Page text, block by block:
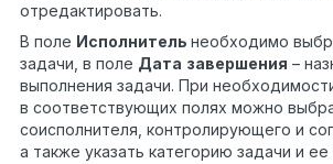
отредактировать.
В поле Исполнитель необходимо
задачи, в поле Дата завершения –
выполнения задачи. При
в соответствующих полях можно
соисполнителя, контролирующего и
а также указать категорию задачи и